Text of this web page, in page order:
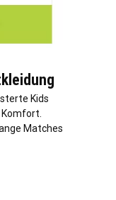
Kids
Matches